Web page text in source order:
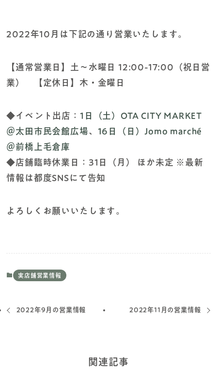
2022年10月は下記の通り営業いたします。
【通常営業日】土～水曜日 12:00-17:00（祝日営
業） 【定休日】木・金曜日
◆イベント出店： 1日（土）OTA CITY MARKET
＠太田市民会館広場、 16日（日）Jomo marché
＠前橋上毛倉庫
◆店舗臨時休業日：31日（月） ほか未定 ※最新
情報は都度SNSにて告知
よろしくお願いいたします。
実店舗営業情報
2022年9月の営業情報 2022年11月の営業情報
関連記事